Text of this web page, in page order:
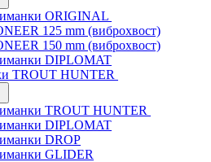
ORIGINAL
125 mm (виброхвост)
150 mm (виброхвост)
DIPLOMAT
TROUT HUNTER
TROUT HUNTER
DIPLOMAT
DROP
GLIDER